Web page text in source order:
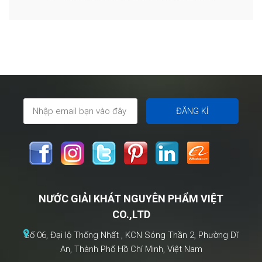
NƯỚC GIẢI KHÁT NGUYÊN PHẨM VIỆT
CO.,LTD
Số 06, Đại lộ Thống Nhất , KCN Sóng Thần 2, Phường Dĩ
An, Thành Phố Hồ Chí Minh, Việt Nam